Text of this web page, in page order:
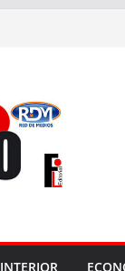
INTERIOR